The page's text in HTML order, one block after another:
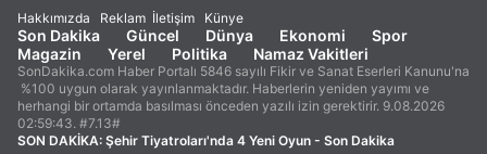
Hakkımızda Reklam İletişim Künye
Son Dakika Güncel Dünya Ekonomi
Spor
Magazin
Yerel Politika Namaz Vakitleri
SonDakika.com Haber Portalı 5846 sayılı Fikir ve Sanat Eserleri Kanunu'na
%100 uygun olarak yayınlanmaktadır. Haberlerin yeniden yayımı ve
herhangi bir ortamda basılması önceden yazılı izin gerektirir. 9.08.2026
02:59:43. #7.13#
SON DAKİKA: Şehir Tiyatroları'nda 4 Yeni Oyun - Son Dakika